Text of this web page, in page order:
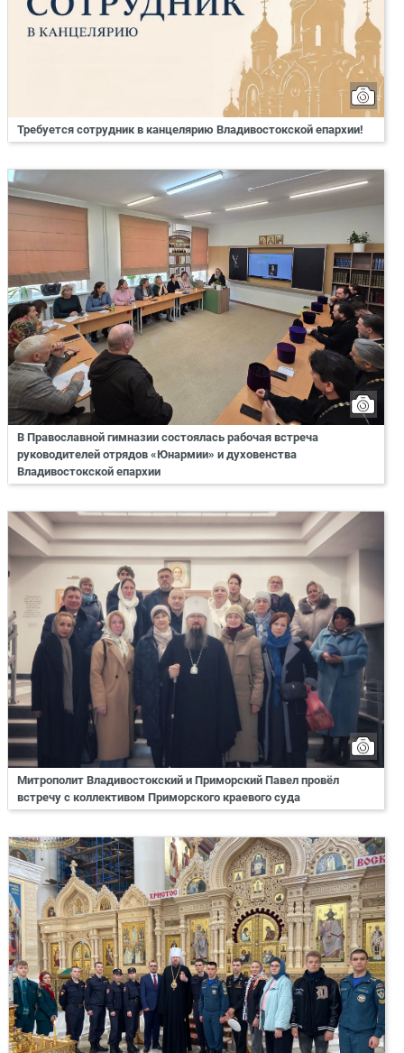
Требуется сотрудник в канцелярию Владивостокской епархии!
В Православной гимназии состоялась рабочая встреча
руководителей отрядов «Юнармии» и духовенства
Владивостокской епархии
Митрополит Владивостокский и Приморский Павел провёл
встречу с коллективом Приморского краевого суда